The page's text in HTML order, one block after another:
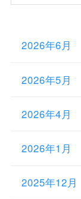
2026年6月
2026年5月
2026年4月
2026年1月
2025年12月